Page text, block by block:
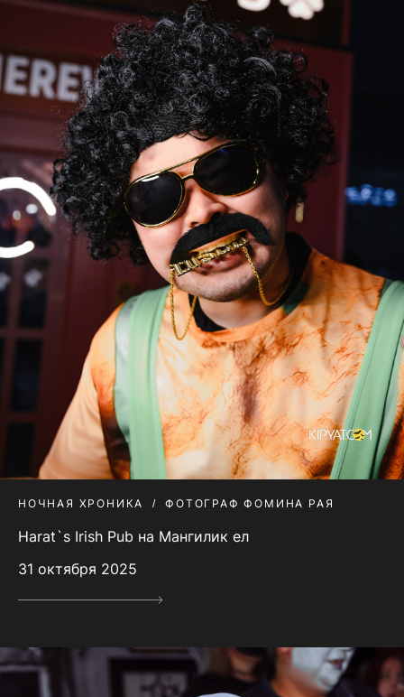
НОЧНАЯ ХРОНИКА ФОТОГРАФ ФОМИНА РАЯ
Harat`s Irish Pub на Мангилик ел
31 октября 2025